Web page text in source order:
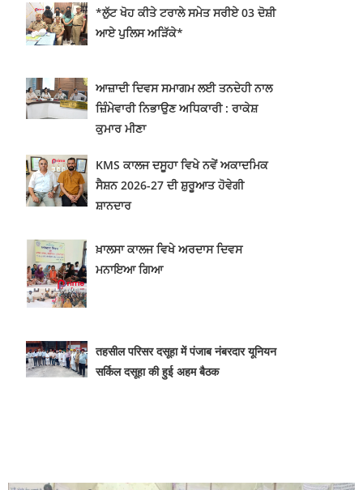
*ਲੁੱਟ ਖੋਹ ਕੀਤੇ ਟਰਾਲੇ ਸਮੇਤ ਸਰੀਏ 03 ਦੋਸ਼ੀ
ਆਏ ਪੁਲਿਸ ਅੜਿੱਕੇ*
ਆਜ਼ਾਦੀ ਦਿਵਸ ਸਮਾਗਮ ਲਈ ਤਨਦੇਹੀ ਨਾਲ
ਜ਼ਿੰਮੇਵਾਰੀ ਨਿਭਾਉਣ ਅਧਿਕਾਰੀ : ਰਾਕੇਸ਼
ਕੁਮਾਰ ਮੀਣਾ
KMS ਕਾਲਜ ਦਸੂਹਾ ਵਿਖੇ ਨਵੇਂ ਅਕਾਦਮਿਕ
ਸੈਸ਼ਨ 2026-27 ਦੀ ਸ਼ੁਰੂਆਤ ਹੋਵੇਗੀ
ਸ਼ਾਨਦਾਰ
ਖ਼ਾਲਸਾ ਕਾਲਜ ਵਿਖੇ ਅਰਦਾਸ ਦਿਵਸ
ਮਨਾਇਆ ਗਿਆ
तहसील परिसर दसूहा में पंजाब नंबरदार यूनियन
सर्किल दसूहा की हुई अहम बैठक